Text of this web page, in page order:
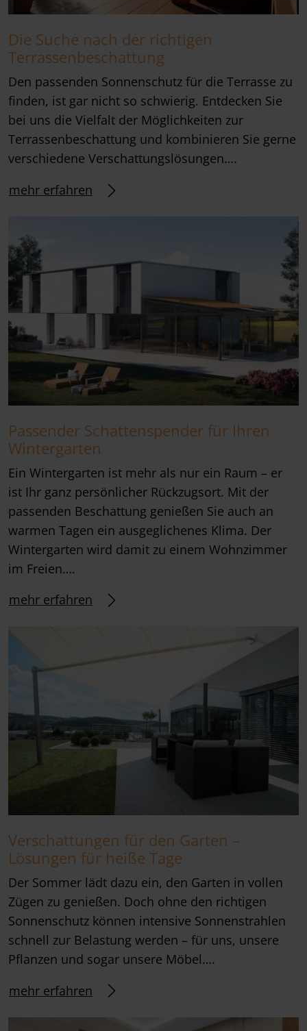
Die Suche nach der richtigen
Terrassenbeschattung
Den passenden Sonnenschutz für die Terrasse zu
finden, ist gar nicht so schwierig. Entdecken Sie
bei uns die Vielfalt der Möglichkeiten zur
Terrassenbeschattung und kombinieren Sie gerne
verschiedene Verschattungslösungen….
mehr erfahren
Passender Schattenspender für Ihren
Wintergarten
Ein Wintergarten ist mehr als nur ein Raum – er
ist Ihr ganz persönlicher Rückzugsort. Mit der
passenden Beschattung genießen Sie auch an
warmen Tagen ein ausgeglichenes Klima. Der
Wintergarten wird damit zu einem Wohnzimmer
im Freien….
mehr erfahren
Verschattungen für den Garten –
Lösungen für heiße Tage
Der Sommer lädt dazu ein, den Garten in vollen
Zügen zu genießen. Doch ohne den richtigen
Sonnenschutz können intensive Sonnenstrahlen
schnell zur Belastung werden – für uns, unsere
Pflanzen und sogar unsere Möbel….
mehr erfahren